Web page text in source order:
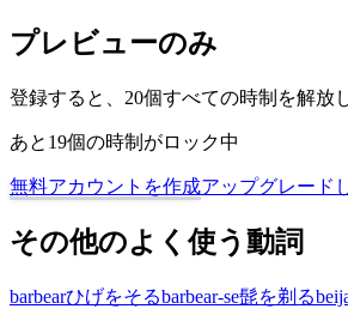
プレビューのみ
登録すると、20個すべての時制を解放
あと19個の時制がロック中
無料アカウントを作成アップグレード
その他のよく使う動詞
barbearひげをそるbarbear-se髭を剃る